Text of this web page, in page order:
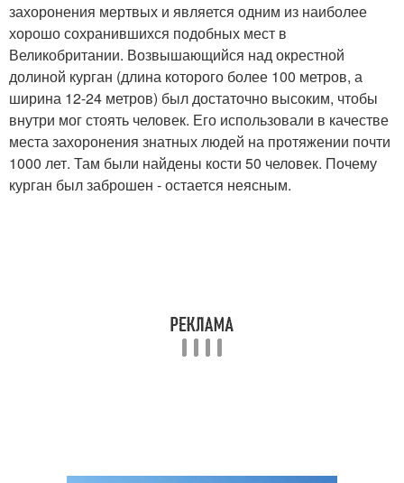
захоронения мертвых и является одним из наиболее
хорошо сохранившихся подобных мест в
Великобритании. Возвышающийся над окрестной
долиной курган (длина которого более 100 метров, а
ширина 12-24 метров) был достаточно высоким, чтобы
внутри мог стоять человек. Его использовали в качестве
места захоронения знатных людей на протяжении почти
1000 лет. Там были найдены кости 50 человек. Почему
курган был заброшен - остается неясным.